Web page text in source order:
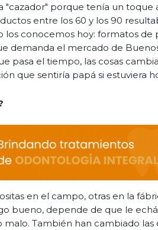
"cazador" porque tenía un toque
entre los 60 y los 90
los conocemos hoy: formatos de
demanda el mercado de
pasa el tiempo, las cosas
que sentiría papá si estuviera
en el campo, otras en la
bueno, depende de que le
También han cambiado